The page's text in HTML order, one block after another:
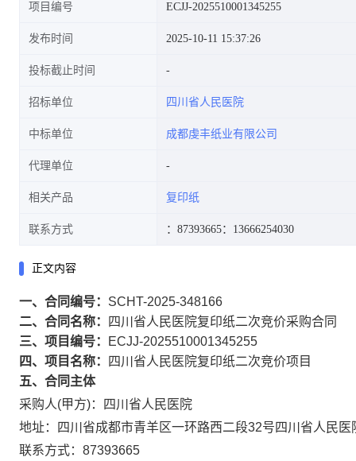
项目编号 ECJJ-2025510001345255
发布时间 2025-10-11 15:37:26
投标截止时间
招标单位 四川省人民医院
中标单位 成都虔丰纸业有限公司
代理单位
相关产品 复印纸
联系方式 ：87393665：13666254030
正文内容
一、合同编号： SCHT-2025-348166
二、合同名称：
四川省人民医院复印纸二次竞价采购合同
三、项目编号：
ECJJ-2025510001345255
四、项目名称：
四川省人民医院复印纸二次竞价项目
五、合同主体
采购人(甲方)：四川省人民医院
地址：四川省成都市青羊区一环路西二段32号四川省人民医
联系方式：87393665